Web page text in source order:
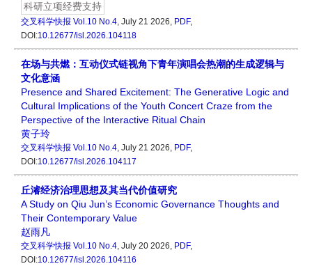
科研立项经费支持
交叉科学快报 Vol.10 No.4, July 21 2026, PDF,
DOI:10.12677/isl.2026.104118
在场与共燃：互动仪式链视角下青年演唱会热潮的生成逻辑与
文化意涵
Presence and Shared Excitement: The Generative Logic and
Cultural Implications of the Youth Concert Craze from the
Perspective of the Interactive Ritual Chain
黄子玲
交叉科学快报 Vol.10 No.4, July 21 2026, PDF,
DOI:10.12677/isl.2026.104117
丘濬经济治理思想及其当代价值研究
A Study on Qiu Jun’s Economic Governance Thoughts and
Their Contemporary Value
赵雨凡
交叉科学快报 Vol.10 No.4, July 20 2026, PDF,
DOI:10.12677/isl.2026.104116